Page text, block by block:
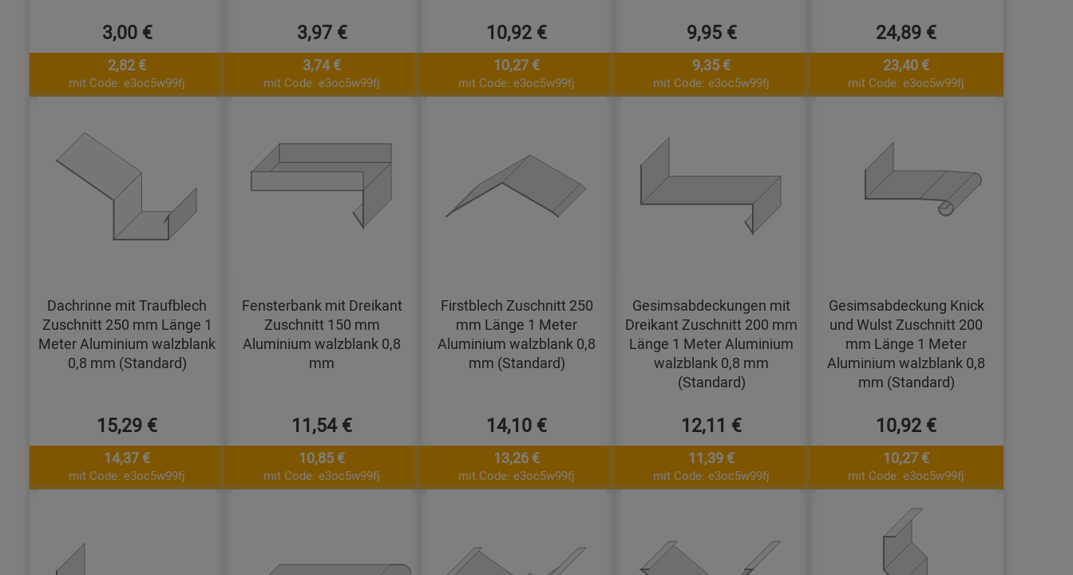
3,00 €
2,82 €
mit Code: e3oc5w99fj
3,97 €
3,74 €
mit Code: e3oc5w99fj
10,92 €
10,27 €
mit Code: e3oc5w99fj
9,95 €
9,35 €
mit Code: e3oc5w99fj
24,89 €
23,40 €
mit Code: e3oc5w99fj
Dachrinne mit Traufblech
Zuschnitt 250 mm Länge 1
Meter Aluminium walzblank
0,8 mm (Standard)
15,29 €
14,37 €
mit Code: e3oc5w99fj
Fensterbank mit Dreikant
Zuschnitt 150 mm
Aluminium walzblank 0,8
mm
11,54 €
10,85 €
mit Code: e3oc5w99fj
Firstblech Zuschnitt 250
mm Länge 1 Meter
Aluminium walzblank 0,8
mm (Standard)
14,10 €
13,26 €
mit Code: e3oc5w99fj
Gesimsabdeckungen mit
Dreikant Zuschnitt 200 mm
Länge 1 Meter Aluminium
walzblank 0,8 mm
(Standard)
12,11 €
11,39 €
mit Code: e3oc5w99fj
Gesimsabdeckung Knick
und Wulst Zuschnitt 200
mm Länge 1 Meter
Aluminium walzblank 0,8
mm (Standard)
10,92 €
10,27 €
mit Code: e3oc5w99fj